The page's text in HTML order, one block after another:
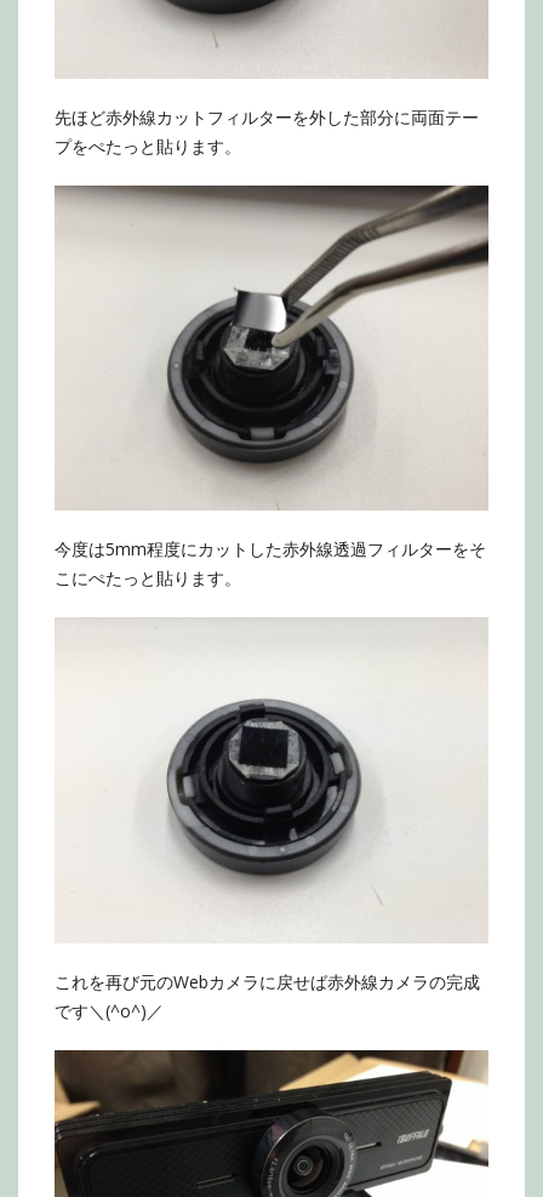
先ほど赤外線カットフィルターを外した部分に両面テー
プをぺたっと貼ります。
今度は5mm程度にカットした赤外線透過フィルターをそ
こにぺたっと貼ります。
これを再び元のWebカメラに戻せば赤外線カメラの完成
です＼(^o^)／